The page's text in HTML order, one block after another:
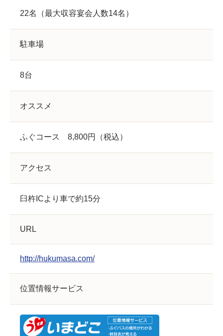
22名（最大収容宴会人数14名）
駐車場
8台
オススメ
ふぐコース 8,800円（税込）
アクセス
臼杵ICより車で約15分
URL
http://hukumasa.com/
位置情報サービス